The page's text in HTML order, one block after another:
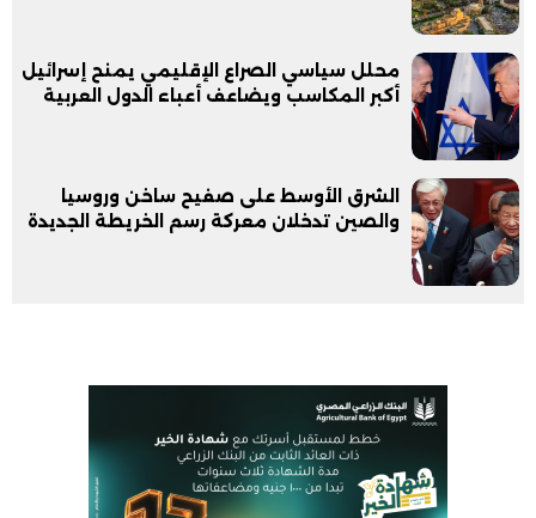
محلل سياسي الصراع الإقليمي يمنح إسرائيل
أكبر المكاسب ويضاعف أعباء الدول العربية
الشرق الأوسط على صفيح ساخن وروسيا
والصين تدخلان معركة رسم الخريطة الجديدة